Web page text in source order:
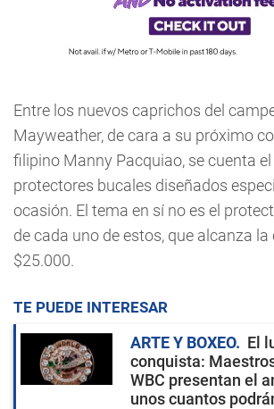
Entre los nuevos caprichos del
Mayweather, de cara a su próximo
filipino Manny Pacquiao, se cuenta
protectores bucales diseñados
ocasión. El tema en sí no es el
de cada uno de estos, que alcanza
$25.000.
TE PUEDE INTERESAR
ARTE Y BOXEO
El
conquista:
WBC presentan el
unos cuantos